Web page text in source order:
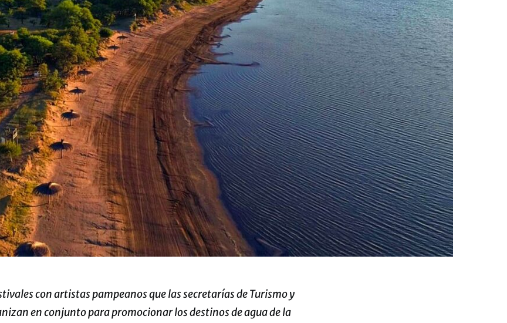
con artistas pampeanos que las secretarías de Turismo y
en conjunto para promocionar los destinos de agua de la